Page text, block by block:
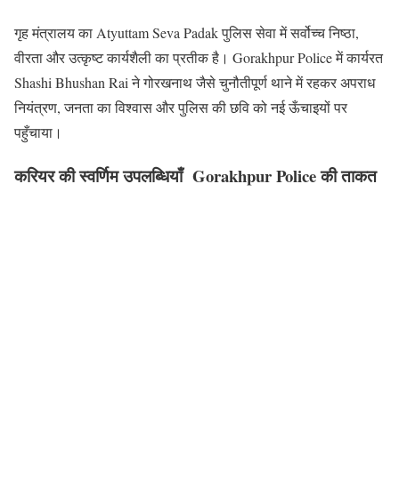
गृह मंत्रालय का Atyuttam Seva Padak पुलिस सेवा में सर्वोच्च निष्ठा,
वीरता और उत्कृष्ट कार्यशैली का प्रतीक है। Gorakhpur Police में कार्यरत
Shashi Bhushan Rai ने गोरखनाथ जैसे चुनौतीपूर्ण थाने में रहकर अपराध
नियंत्रण, जनता का विश्वास और पुलिस की छवि को नई ऊँचाइयों पर
पहुँचाया।
करियर की स्वर्णिम उपलब्धियाँ Gorakhpur Police की ताकत